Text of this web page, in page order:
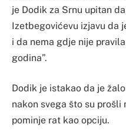
je Dodik za Srnu upitan
Izetbegovićevu izjavu da
i da nema gdje nije
godina”.
Dodik je istakao da je
nakon svega što su prošli
pominje rat kao opciju.